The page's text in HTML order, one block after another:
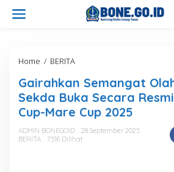
Home / BERITA
i
r
a
a
Gairahkan Semangat
Sekda Buka Secara
Cup-Mare Cup 2025
ADMIN BONEGOID
28 September 2025
BERITA
7516 Dilihat